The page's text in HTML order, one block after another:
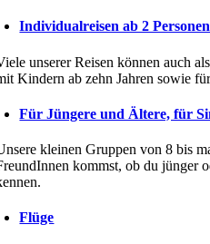
Individualreisen ab 2
unserer Reisen können auch
Kindern ab zehn Jahren sowie
Für Jüngere und Ältere, für
kleinen Gruppen von 8 bis
kommst, ob du jünger
Flüge